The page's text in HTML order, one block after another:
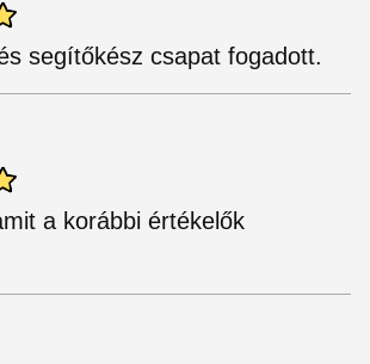
segítőkész csapat fogadott.
a korábbi értékelők